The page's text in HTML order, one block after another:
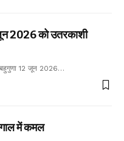
2026 को उतरकाशी
बहुगुणा 12 जून 2026…
में कमल